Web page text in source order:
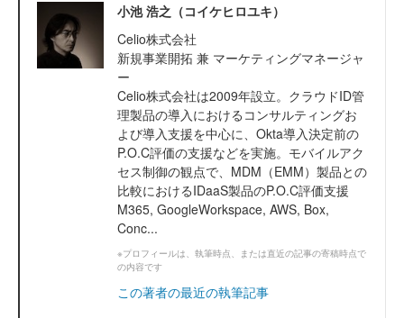
小池 浩之（コイケヒロユキ）
Celio株式会社
新規事業開拓 兼 マーケティングマネージャ
ー
Celio株式会社は2009年設立。クラウドID管
理製品の導入におけるコンサルティングお
よび導入支援を中心に、Okta導入決定前の
P.O.C評価の支援などを実施。モバイルアク
セス制御の観点で、MDM（EMM）製品との
比較におけるIDaaS製品のP.O.C評価支援
M365, GoogleWorkspace, AWS, Box,
Conc...
※プロフィールは、執筆時点、または直近の記事の寄稿時点で
の内容です
この著者の最近の執筆記事